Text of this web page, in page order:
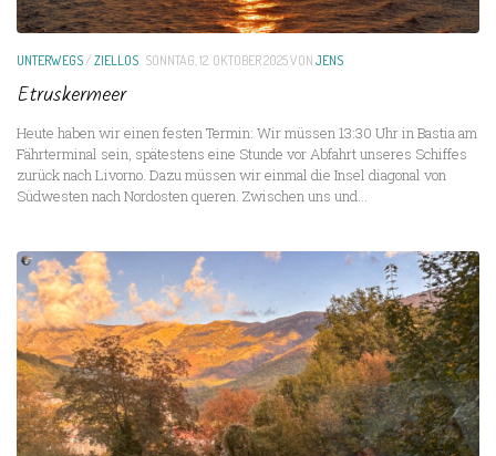
UNTERWEGS/ZIELLOS SONNTAG, 12. OKTOBER 2025VONJENS
Etruskermeer
Heute haben wir einen festen Termin: Wir müssen 13:30 Uhr in Bastia am
Fährterminal sein, spätestens eine Stunde vor Abfahrt unseres Schiffes
zurück nach Livorno. Dazu müssen wir einmal die Insel diagonal von
Südwesten nach Nordosten queren. Zwischen uns und...